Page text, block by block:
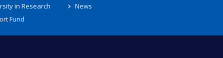
in Research
Fund
News